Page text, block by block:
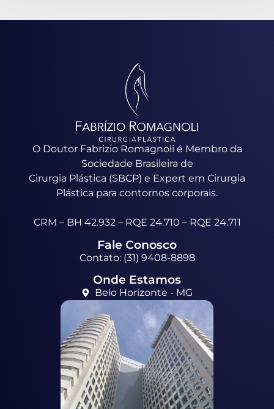
O Doutor Fabrizio Romagnoli é Membro da
Sociedade Brasileira de
Cirurgia Plástica (SBCP) e Expert em Cirurgia
Plástica para contornos corporais.
CRM – BH 42.932 – RQE 24.710 – RQE 24.711
Fale Conosco
Contato: (31) 9408-8898
Onde Estamos
Belo Horizonte - MG